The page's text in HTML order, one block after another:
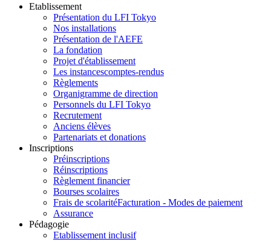
Etablissement
Présentation du LFI Tokyo
Nos installations
Présentation de l'AEFE
La fondation
Projet d'établissement
Les instancescomptes-rendus
Règlements
Organigramme de direction
Personnels du LFI Tokyo
Recrutement
Anciens élèves
Partenariats et donations
Inscriptions
Préinscriptions
Réinscriptions
Règlement financier
Bourses scolaires
Frais de scolaritéFacturation - Modes de paiement
Assurance
Pédagogie
Etablissement inclusif